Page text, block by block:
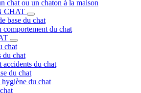
chat ou un chaton à la maison
CHAT
base du chat
comportement du chat
chat
du chat
accidents du chat
du chat
du chat